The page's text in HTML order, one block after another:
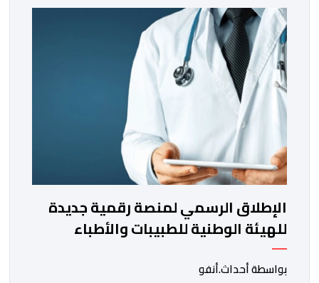
الإطلاق الرسمي لمنصة رقمية جديدة
للهيئة الوطنية للطبيبات والأطباء
بواسطة أحداث.أنفو